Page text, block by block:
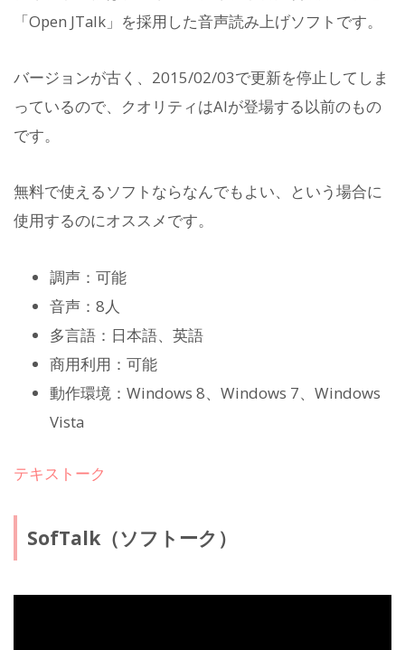
「Open JTalk」を採用した音声読み上げソフトです。
バージョンが古く、2015/02/03で更新を停止してしま
っているので、クオリティはAIが登場する以前のもの
です。
無料で使えるソフトならなんでもよい、という場合に
使用するのにオススメです。
調声：可能
音声：8人
多言語：日本語、英語
商用利用：可能
動作環境：Windows 8、Windows 7、Windows
Vista
テキストーク
SofTalk（ソフトーク）